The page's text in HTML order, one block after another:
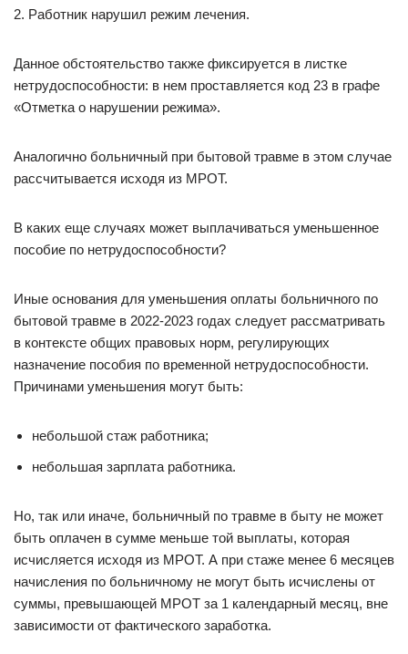
2. Работник нарушил режим лечения.
Данное обстоятельство также фиксируется в листке
нетрудоспособности: в нем проставляется код 23 в графе
«Отметка о нарушении режима».
Аналогично больничный при бытовой травме в этом случае
рассчитывается исходя из МРОТ.
В каких еще случаях может выплачиваться уменьшенное
пособие по нетрудоспособности?
Иные основания для уменьшения оплаты больничного по
бытовой травме в 2022-2023 годах следует рассматривать
в контексте общих правовых норм, регулирующих
назначение пособия по временной нетрудоспособности.
Причинами уменьшения могут быть:
небольшой стаж работника;
небольшая зарплата работника.
Но, так или иначе, больничный по травме в быту не может
быть оплачен в сумме меньше той выплаты, которая
исчисляется исходя из МРОТ. А при стаже менее 6 месяцев
начисления по больничному не могут быть исчислены от
суммы, превышающей МРОТ за 1 календарный месяц, вне
зависимости от фактического заработка.